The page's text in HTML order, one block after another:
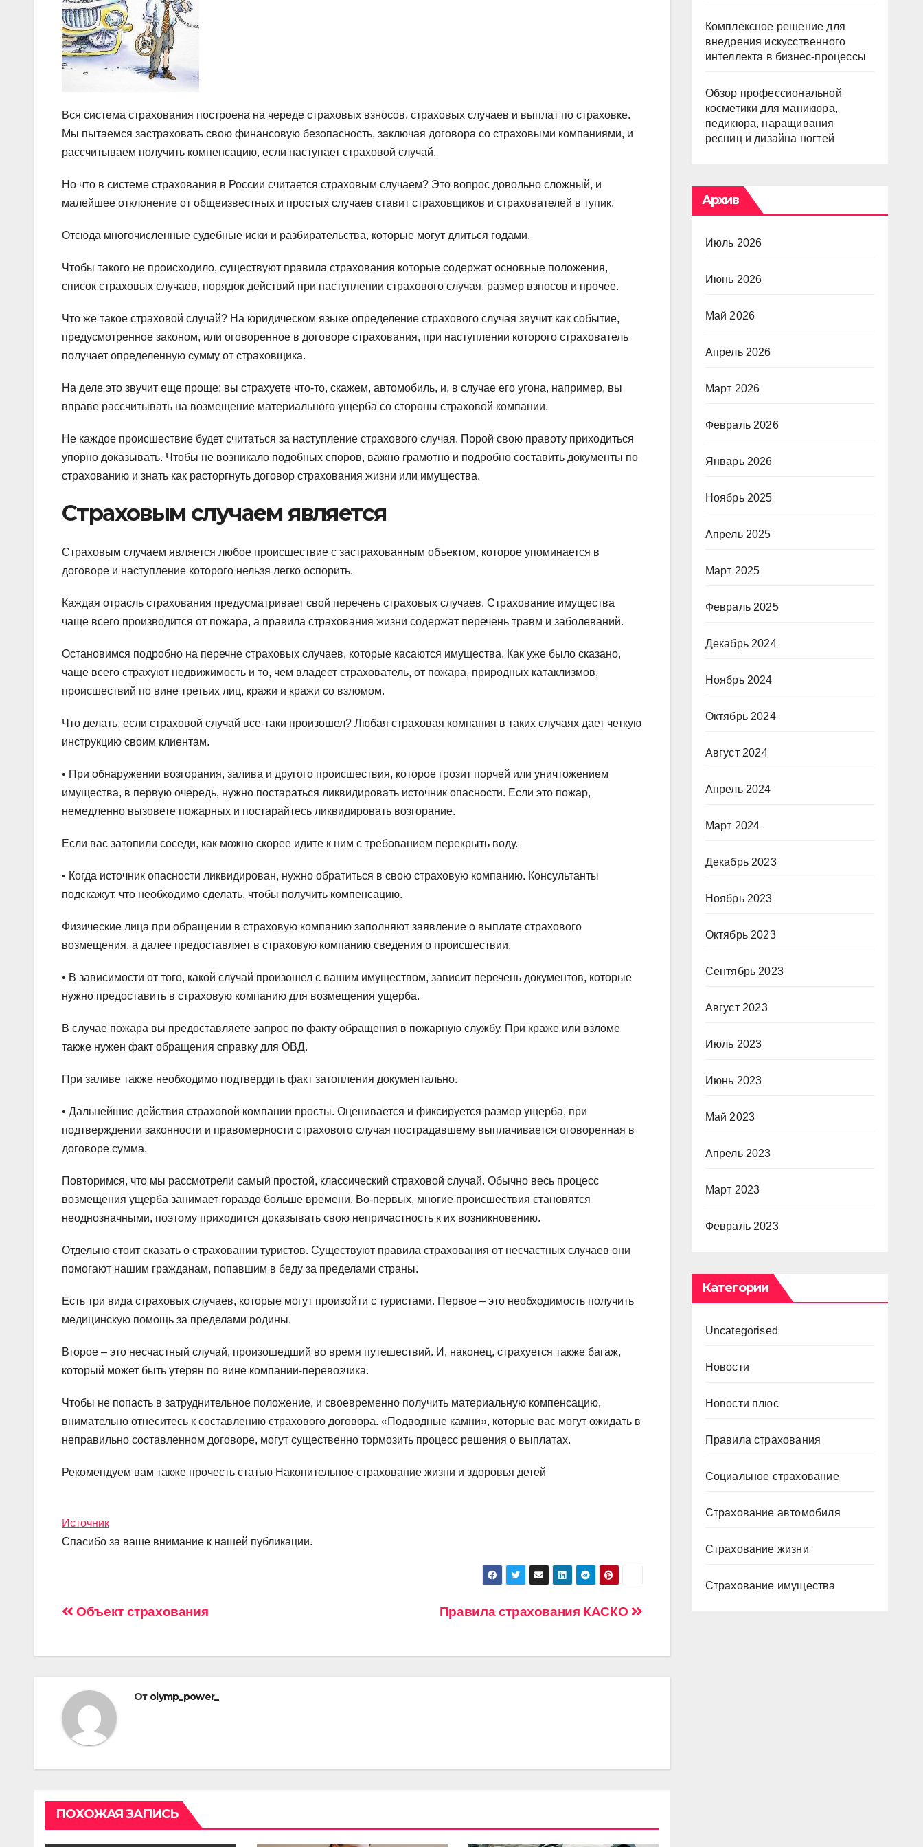
Вся система страхования построена на череде страховых взносов, страховых случаев и выплат по страховке.
Мы пытаемся застраховать свою финансовую безопасность, заключая договора со страховыми компаниями, и
рассчитываем получить компенсацию, если наступает страховой случай.
Но что в системе страхования в России считается страховым случаем? Это вопрос довольно сложный, и
малейшее отклонение от общеизвестных и простых случаев ставит страховщиков и страхователей в тупик.
Отсюда многочисленные судебные иски и разбирательства, которые могут длиться годами.
Чтобы такого не происходило, существуют правила страхования которые содержат основные положения,
список страховых случаев, порядок действий при наступлении страхового случая, размер взносов и прочее.
Что же такое страховой случай? На юридическом языке определение страхового случая звучит как событие,
предусмотренное законом, или оговоренное в договоре страхования, при наступлении которого страхователь
получает определенную сумму от страховщика.
На деле это звучит еще проще: вы страхуете что-то, скажем, автомобиль, и, в случае его угона, например, вы
вправе рассчитывать на возмещение материального ущерба со стороны страховой компании.
Не каждое происшествие будет считаться за наступление страхового случая. Порой свою правоту приходиться
упорно доказывать. Чтобы не возникало подобных споров, важно грамотно и подробно составить документы по
страхованию и знать как расторгнуть договор страхования жизни или имущества.
Страховым случаем является
Страховым случаем является любое происшествие с застрахованным объектом, которое упоминается в
договоре и наступление которого нельзя легко оспорить.
Каждая отрасль страхования предусматривает свой перечень страховых случаев. Страхование имущества
чаще всего производится от пожара, а правила страхования жизни содержат перечень травм и заболеваний.
Остановимся подробно на перечне страховых случаев, которые касаются имущества. Как уже было сказано,
чаще всего страхуют недвижимость и то, чем владеет страхователь, от пожара, природных катаклизмов,
происшествий по вине третьих лиц, кражи и кражи со взломом.
Что делать, если страховой случай все-таки произошел? Любая страховая компания в таких случаях дает четкую
инструкцию своим клиентам.
• При обнаружении возгорания, залива и другого происшествия, которое грозит порчей или уничтожением
имущества, в первую очередь, нужно постараться ликвидировать источник опасности. Если это пожар,
немедленно вызовете пожарных и постарайтесь ликвидировать возгорание.
Если вас затопили соседи, как можно скорее идите к ним с требованием перекрыть воду.
• Когда источник опасности ликвидирован, нужно обратиться в свою страховую компанию. Консультанты
подскажут, что необходимо сделать, чтобы получить компенсацию.
Физические лица при обращении в страховую компанию заполняют заявление о выплате страхового
возмещения, а далее предоставляет в страховую компанию сведения о происшествии.
• В зависимости от того, какой случай произошел с вашим имуществом, зависит перечень документов, которые
нужно предоставить в страховую компанию для возмещения ущерба.
В случае пожара вы предоставляете запрос по факту обращения в пожарную службу. При краже или взломе
также нужен факт обращения справку для ОВД.
При заливе также необходимо подтвердить факт затопления документально.
• Дальнейшие действия страховой компании просты. Оценивается и фиксируется размер ущерба, при
подтверждении законности и правомерности страхового случая пострадавшему выплачивается оговоренная в
договоре сумма.
Повторимся, что мы рассмотрели самый простой, классический страховой случай. Обычно весь процесс
возмещения ущерба занимает гораздо больше времени. Во-первых, многие происшествия становятся
неоднозначными, поэтому приходится доказывать свою непричастность к их возникновению.
Отдельно стоит сказать о страховании туристов. Существуют правила страхования от несчастных случаев они
помогают нашим гражданам, попавшим в беду за пределами страны.
Есть три вида страховых случаев, которые могут произойти с туристами. Первое – это необходимость получить
медицинскую помощь за пределами родины.
Второе – это несчастный случай, произошедший во время путешествий. И, наконец, страхуется также багаж,
который может быть утерян по вине компании-перевозчика.
Чтобы не попасть в затруднительное положение, и своевременно получить материальную компенсацию,
внимательно отнеситесь к составлению страхового договора. «Подводные камни», которые вас могут ожидать в
неправильно составленном договоре, могут существенно тормозить процесс решения о выплатах.
Рекомендуем вам также прочесть статью Накопительное страхование жизни и здоровья детей
Источник
Спасибо за ваше внимание к нашей публикации.
Навигация
Правила страхования КАСКО
Объект страхования
От olymp_power_
ПОХОЖАЯ ЗАПИСЬ
Комплексное решение для
внедрения искусственного
интеллекта в бизнес-процессы
Обзор профессиональной
косметики для маникюра,
педикюра, наращивания
ресниц и дизайна ногтей
Архив
Июль 2026
Июнь 2026
Май 2026
Апрель 2026
Март 2026
Февраль 2026
Январь 2026
Ноябрь 2025
Апрель 2025
Март 2025
Февраль 2025
Декабрь 2024
Ноябрь 2024
Октябрь 2024
Август 2024
Апрель 2024
Март 2024
Декабрь 2023
Ноябрь 2023
Октябрь 2023
Сентябрь 2023
Август 2023
Июль 2023
Июнь 2023
Май 2023
Апрель 2023
Март 2023
Февраль 2023
Категории
Uncategorised
Новости
Новости плюс
Правила страхования
Социальное страхование
Страхование автомобиля
Страхование жизни
Страхование имущества